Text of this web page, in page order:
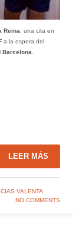
Reina , una cita en
a la espera del
Barcelona
LEER MÁS
VALENTA
NO COMMENTS